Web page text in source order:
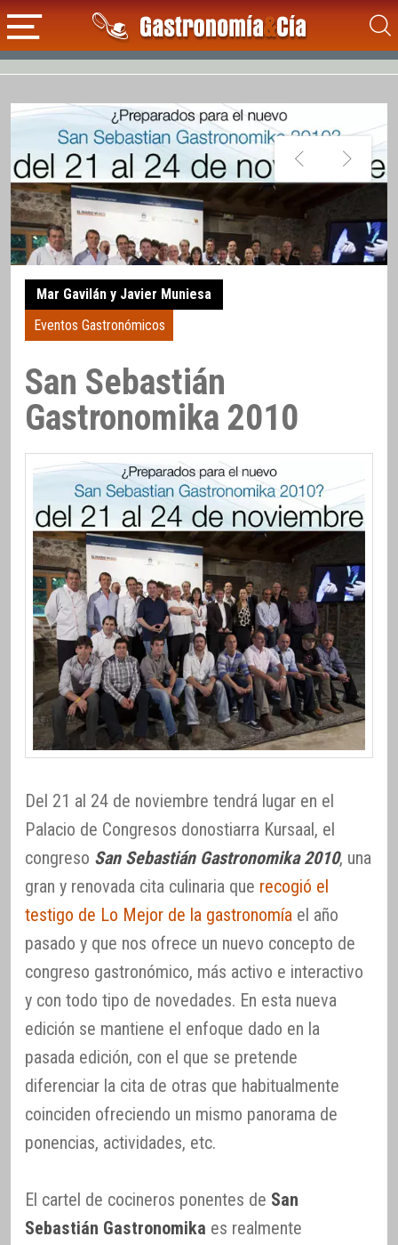
Mar Gavilán y Javier Muniesa
Eventos Gastronómicos
San Sebastián
Gastronomika 2010
Del 21 al 24 de noviembre tendrá lugar en el
Palacio de Congresos donostiarra Kursaal, el
congreso San Sebastián Gastronomika 2010, una
gran y renovada cita culinaria que recogió el
testigo de Lo Mejor de la gastronomía el año
pasado y que nos ofrece un nuevo concepto de
congreso gastronómico, más activo e interactivo
y con todo tipo de novedades. En esta nueva
edición se mantiene el enfoque dado en la
pasada edición, con el que se pretende
diferenciar la cita de otras que habitualmente
coinciden ofreciendo un mismo panorama de
ponencias, actividades, etc.
El cartel de cocineros ponentes de San
Sebastián Gastronomika es realmente